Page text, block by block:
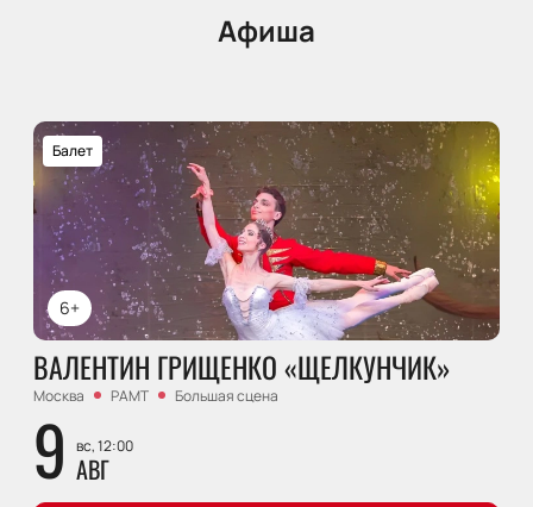
Афиша
6+
Балет
ВАЛЕНТИН ГРИЩЕНКО «ЩЕЛКУНЧИК»
Москва РАМТ Большая сцена
9 вс, 12:00
АВГ